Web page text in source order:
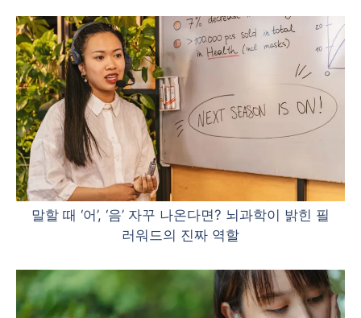
말할 때 ‘어’, ‘음’ 자꾸 나온다면? 뇌과학이 밝힌 필
러워드의 진짜 역할